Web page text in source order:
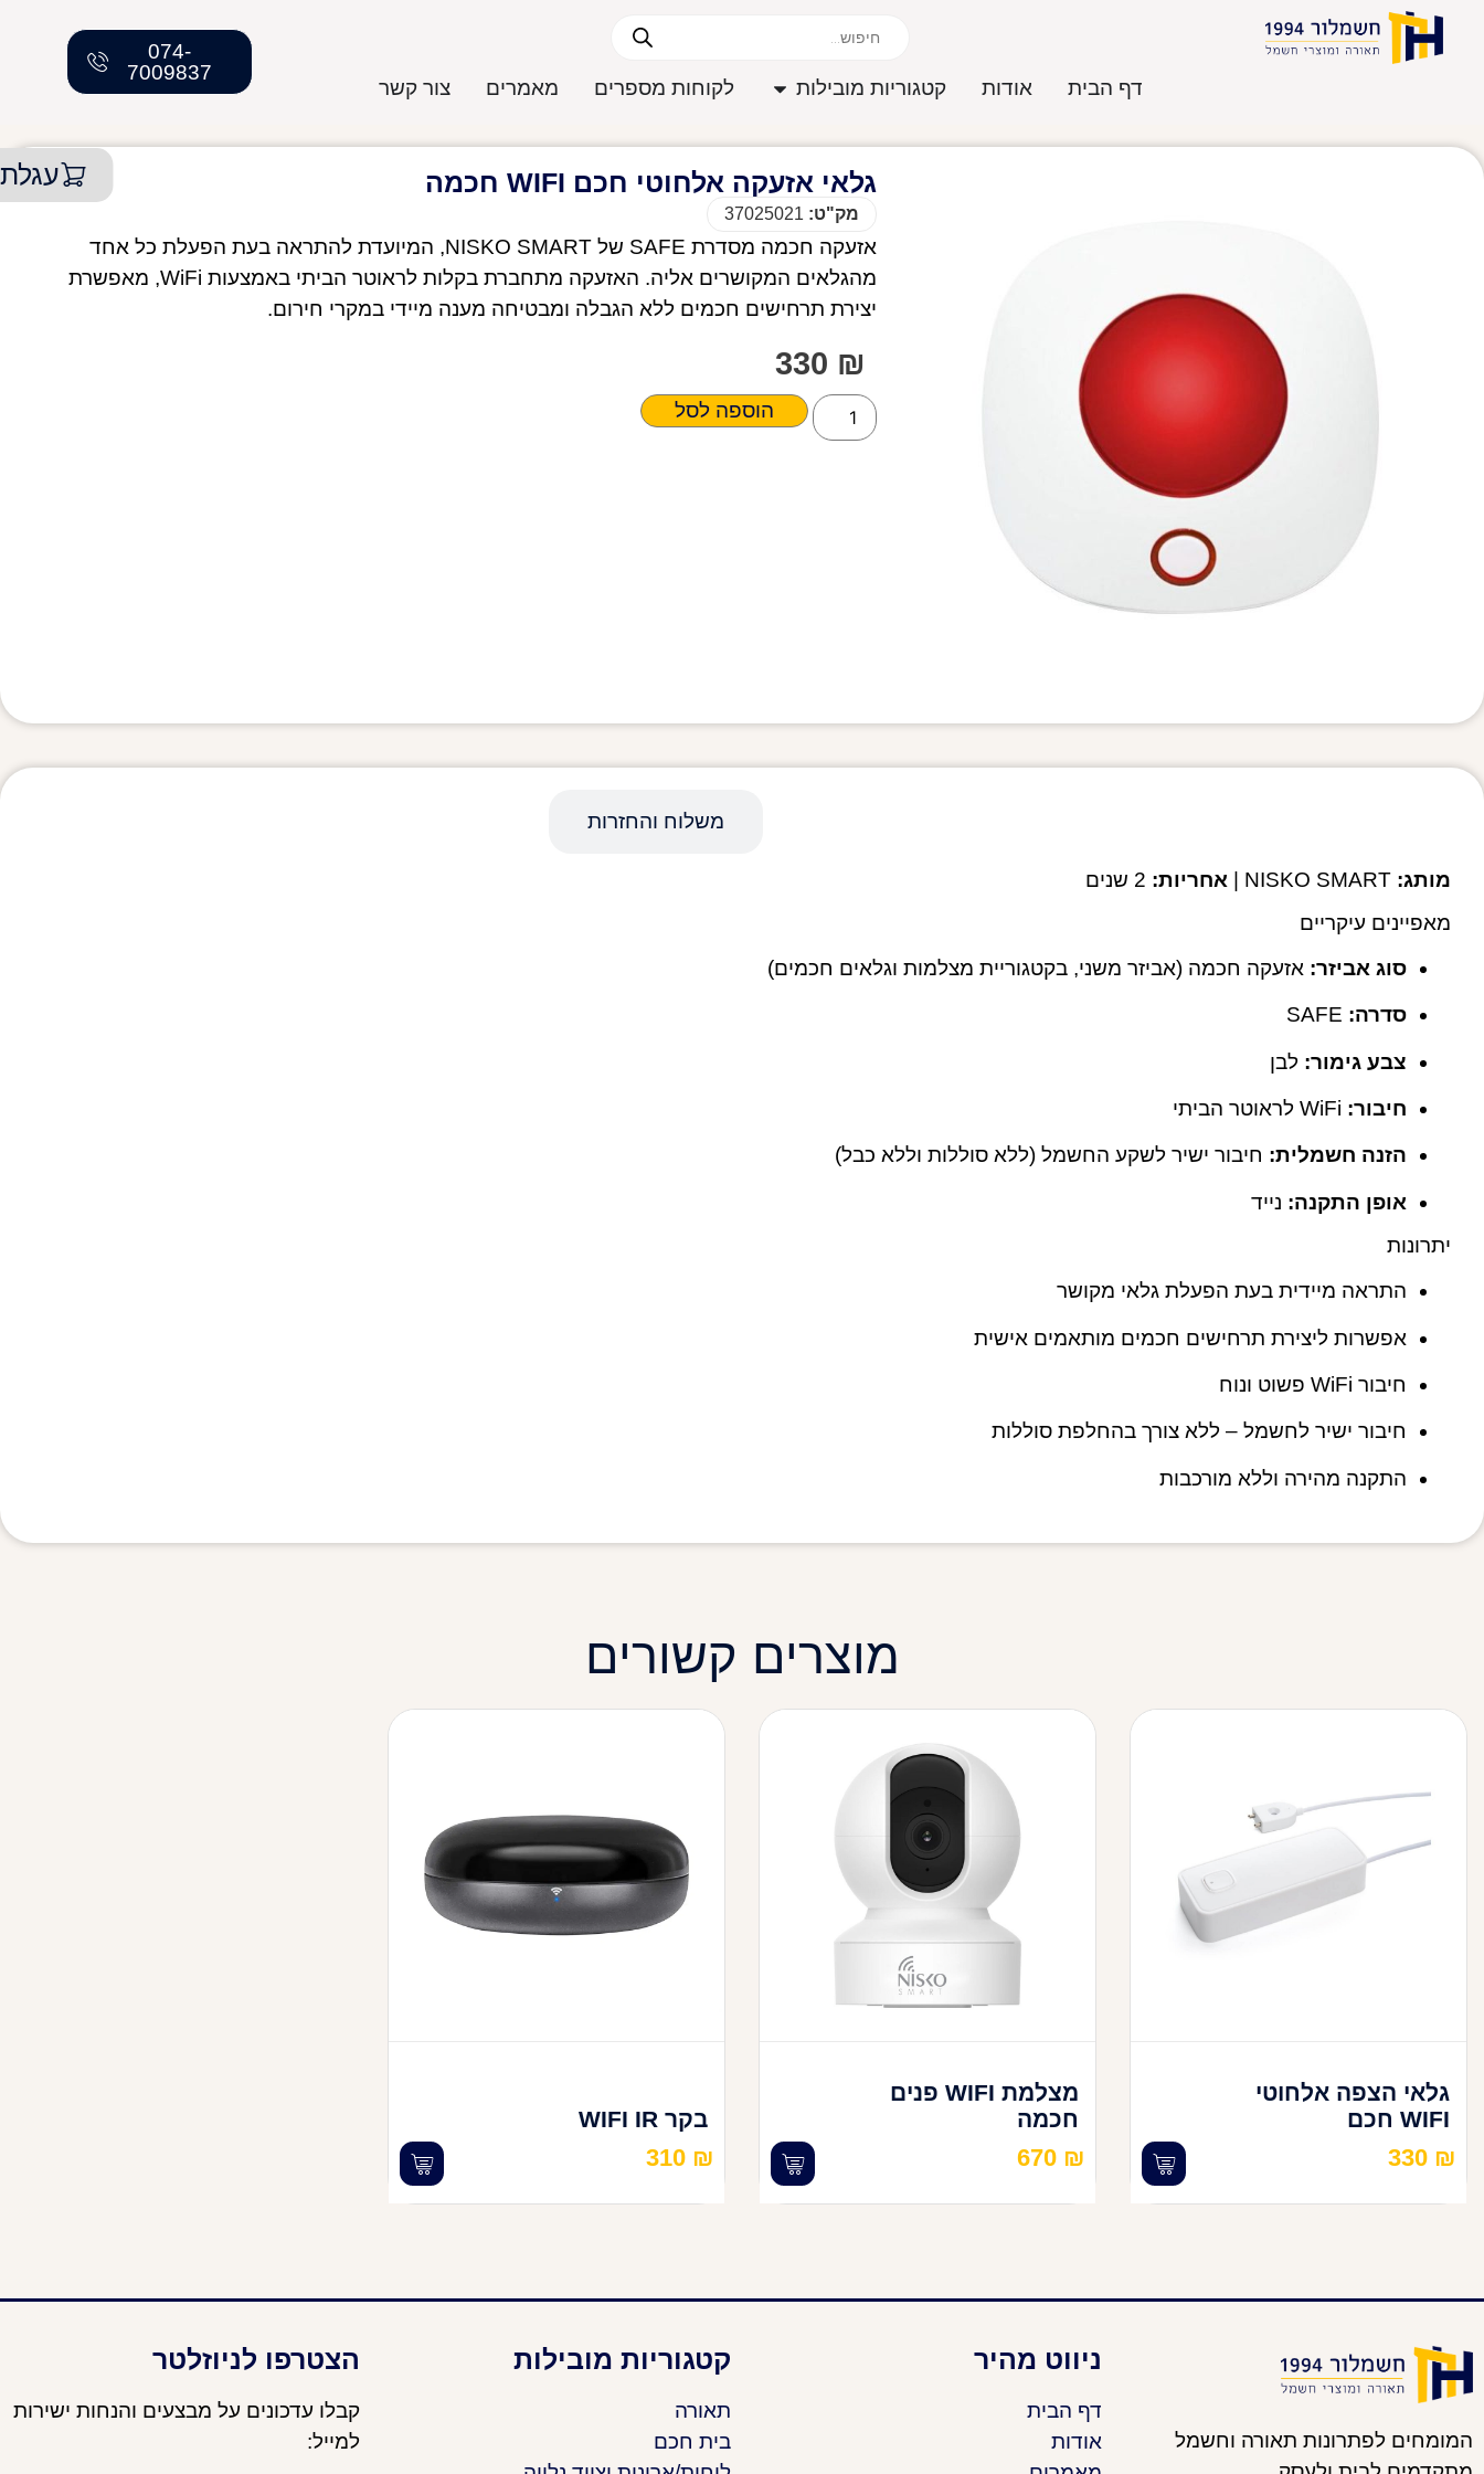
דף הבית אודות קטגוריות מובילות לקוחות מספרים מאמרים צור קשר
074-
7009837
גלאי אזעקה אלחוטי חכם WIFI חכמה
מק"ט: 37025021
אזעקה חכמה מסדרת SAFE של NISKO SMART, המיועדת להתראה בעת הפעלת כל אחד
מהגלאים המקושרים אליה. האזעקה מתחברת בקלות לראוטר הביתי באמצעות WiFi, מאפשרת
יצירת תרחישים חכמים ללא הגבלה ומבטיחה מענה מיידי במקרי חירום.
330 ₪
הוספה לסל
משלוח והחזרות
מותג: אחריות:
מאפיינים עיקריים
סוג אביזר: אזעקה חכמה (אביזר משני, בקטגוריית מצלמות וגלאים חכמים)
סדרה:
צבע גימור: לבן
חיבור:
הזנה חשמלית: חיבור ישיר לשקע החשמל (ללא סוללות וללא כבל)
אופן התקנה: נייד
יתרונות
התראה מיידית בעת הפעלת גלאי מקושר
אפשרות ליצירת תרחישים חכמים מותאמים אישית
חיבור WiFi פשוט ונוח
חיבור ישיר לחשמל – ללא צורך בהחלפת סוללות
התקנה מהירה וללא מורכבות
מוצרים קשורים
גלאי הצפה אלחוטי
WIFI חכם
330 ₪
מצלמת WIFI פנים
חכמה
670 ₪
בקר WIFI IR
310 ₪
המומחים לפתרונות תאורה וחשמל
ניווט מהיר
דף הבית
אודות
קטגוריות מובילות
תאורה
בית חכם
הצטרפו לניוזלטר
קבלו עדכונים על מבצעים והנחות ישירות
למייל: